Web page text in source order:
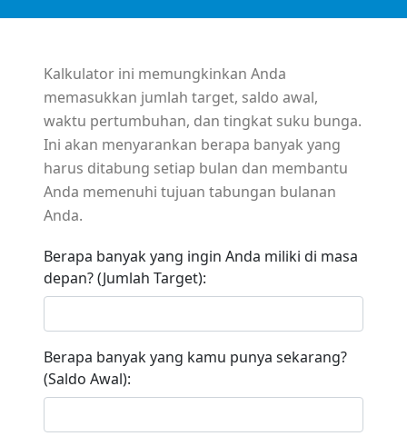
Kalkulator ini memungkinkan Anda
memasukkan jumlah target, saldo awal,
waktu pertumbuhan, dan tingkat suku bunga.
Ini akan menyarankan berapa banyak yang
harus ditabung setiap bulan dan membantu
Anda memenuhi tujuan tabungan bulanan
Anda.
Berapa banyak yang ingin Anda miliki di masa
depan? (Jumlah Target):
Berapa banyak yang kamu punya sekarang?
(Saldo Awal):